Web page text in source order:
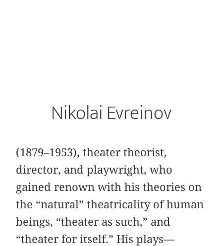
Nikolai Evreinov
(1879–1953), theater theorist,
director, and playwright, who
gained renown with his theories on
the “natural” theatricality of human
beings, “theater as such,” and
“theater for itself.” His plays—